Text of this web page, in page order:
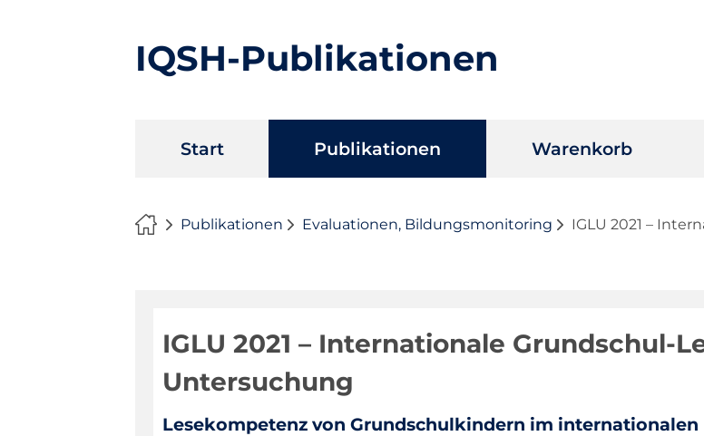
IQSH-Publikationen
überspringen
Start Publikationen Warenkorb
Publikationen Evaluationen, Bildungsmonitoring IGLU 2021 –
IGLU 2021 – Internationale Grundschul-
Untersuchung
Lesekompetenz von Grundschulkindern im internationalen